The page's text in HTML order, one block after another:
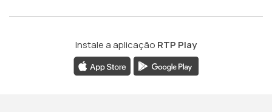
Instale a aplicação RTP Play